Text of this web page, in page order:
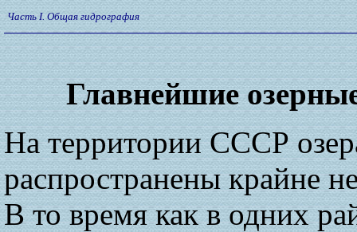
Часть I. Общая гидрография
Главнейшие
На территории СССР
распространены крайне
В то время как в одних